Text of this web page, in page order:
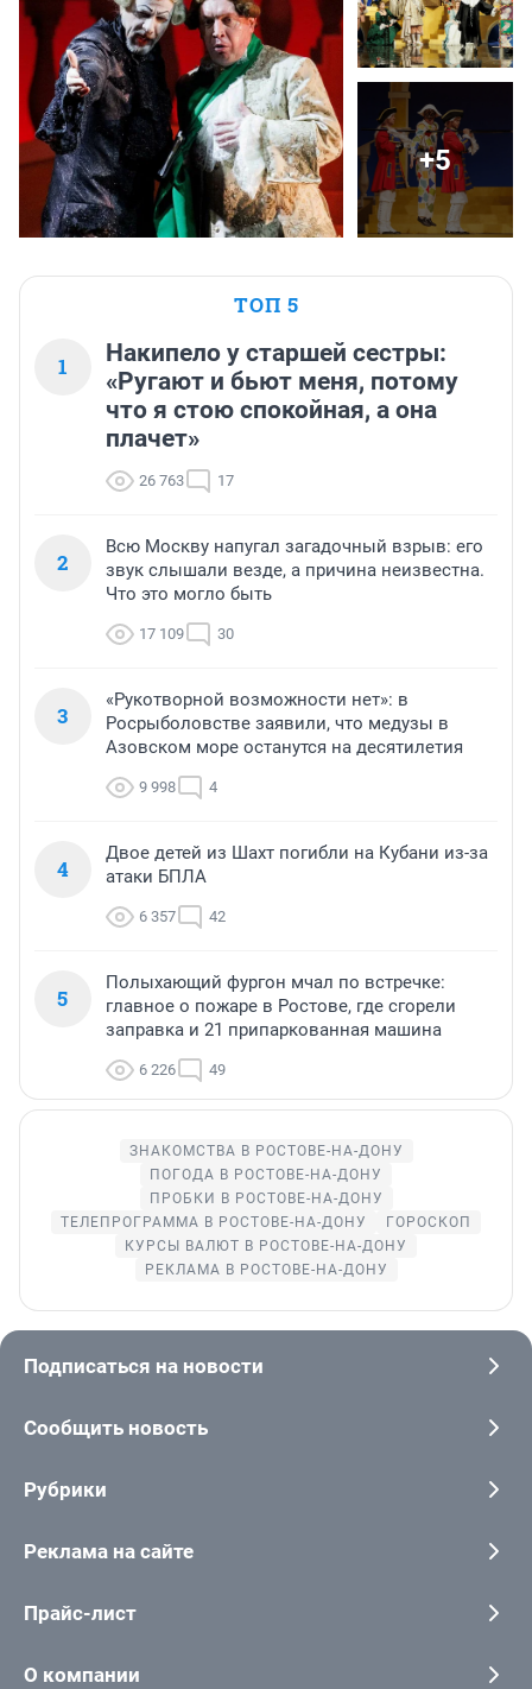
+5
ТОП 5
1
Накипело у старшей сестры:
«Ругают и бьют меня, потому
что я стою спокойная, а она
плачет»
26 763 17
2
Всю Москву напугал загадочный взрыв: его
звук слышали везде, а причина неизвестна.
Что это могло быть
17 109 30
3
«Рукотворной возможности нет»: в
Росрыболовстве заявили, что медузы в
Азовском море останутся на десятилетия
9 998 4
4
Двое детей из Шахт погибли на Кубани из-за
атаки БПЛА
6 357 42
5
Полыхающий фургон мчал по встречке:
главное о пожаре в Ростове, где сгорели
заправка и 21 припаркованная машина
6 226 49
ЗНАКОМСТВА В РОСТОВЕ-НА-ДОНУ
ПОГОДА В РОСТОВЕ-НА-ДОНУ
ПРОБКИ В РОСТОВЕ-НА-ДОНУ
ТЕЛЕПРОГРАММА В РОСТОВЕ-НА-ДОНУ
ГОРОСКОП
КУРСЫ ВАЛЮТ В РОСТОВЕ-НА-ДОНУ
РЕКЛАМА В РОСТОВЕ-НА-ДОНУ
Подписаться на новости
Сообщить новость
Рубрики
Реклама на сайте
Прайс-лист
О компании